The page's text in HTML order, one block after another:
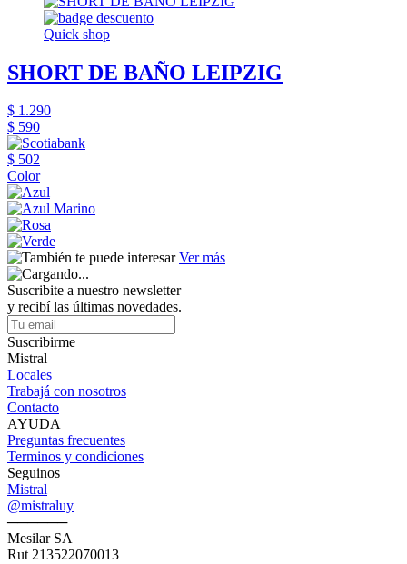
Quick shop
SHORT DE BAÑO LEIPZIG
$ 1.290
$ 590
$ 502
Color
Ver más
Suscribite a nuestro newsletter
y recibí las últimas novedades.
Suscribirme
Mistral
Locales
Trabajá con nosotros
Contacto
AYUDA
Preguntas frecuentes
Terminos y condiciones
Seguinos
Mistral
@mistraluy
──────
Mesilar SA
Rut 213522070013